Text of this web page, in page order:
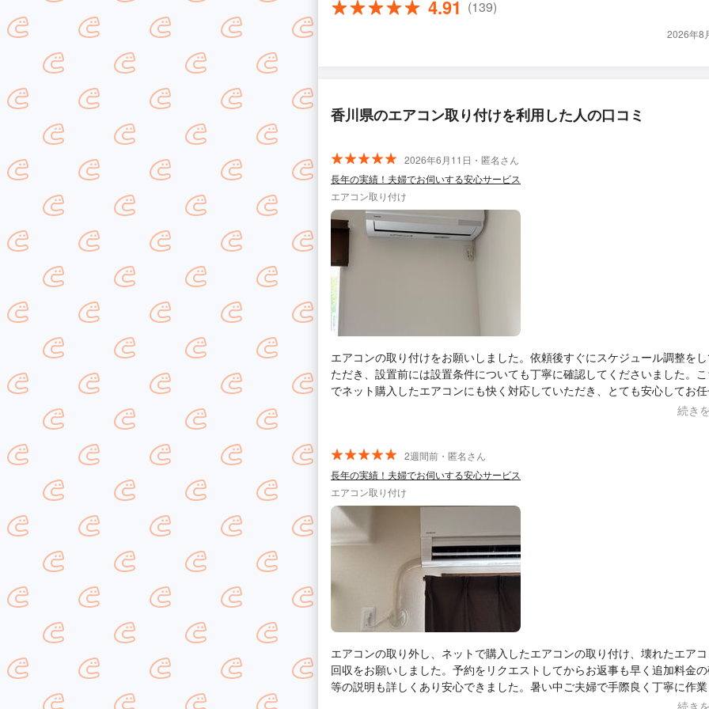
4.91 (139)
2026年8
香川県のエアコン取り付けを利用した人の口コミ
2026年6月11日・匿名さん
長年の実績！夫婦でお伺いする安心サービス
エアコン取り付け
エアコンの取り付けをお願いしました。依頼後すぐにスケジュール調整を
ただき、設置前には設置条件についても丁寧に確認してくださいました。
でネット購入したエアコンにも快く対応していただき、とても安心してお
と思います。価格面だけでなく、対応の早さ・作業の丁寧さ・安心感のす
おいて大満足です。エアコンの取り付けを検討している方には、自信を持
すすめできます。また機会があればぜひお願いしたいと思います。
続き
2週間前・匿名さん
長年の実績！夫婦でお伺いする安心サービス
エアコン取り付け
エアコンの取り外し、ネットで購入したエアコンの取り付け、壊れたエア
回収をお願いしました。予約をリクエストしてからお返事も早く追加料金
等の説明も詳しくあり安心できました。暑い中ご夫婦で手際良く丁寧に作
続き